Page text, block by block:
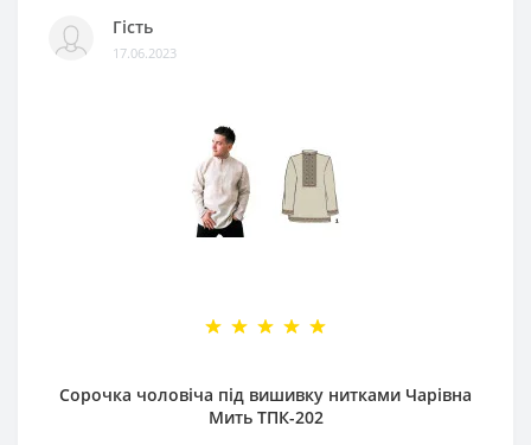
Гість
17.06.2023
Сорочка чоловіча під вишивку нитками Чарівна
Мить ТПК-202